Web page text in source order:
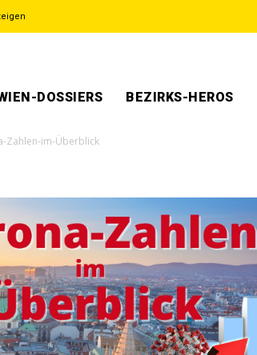
DOSSIERS BEZIRKS-HEROS
Zahlen-im-Überblick